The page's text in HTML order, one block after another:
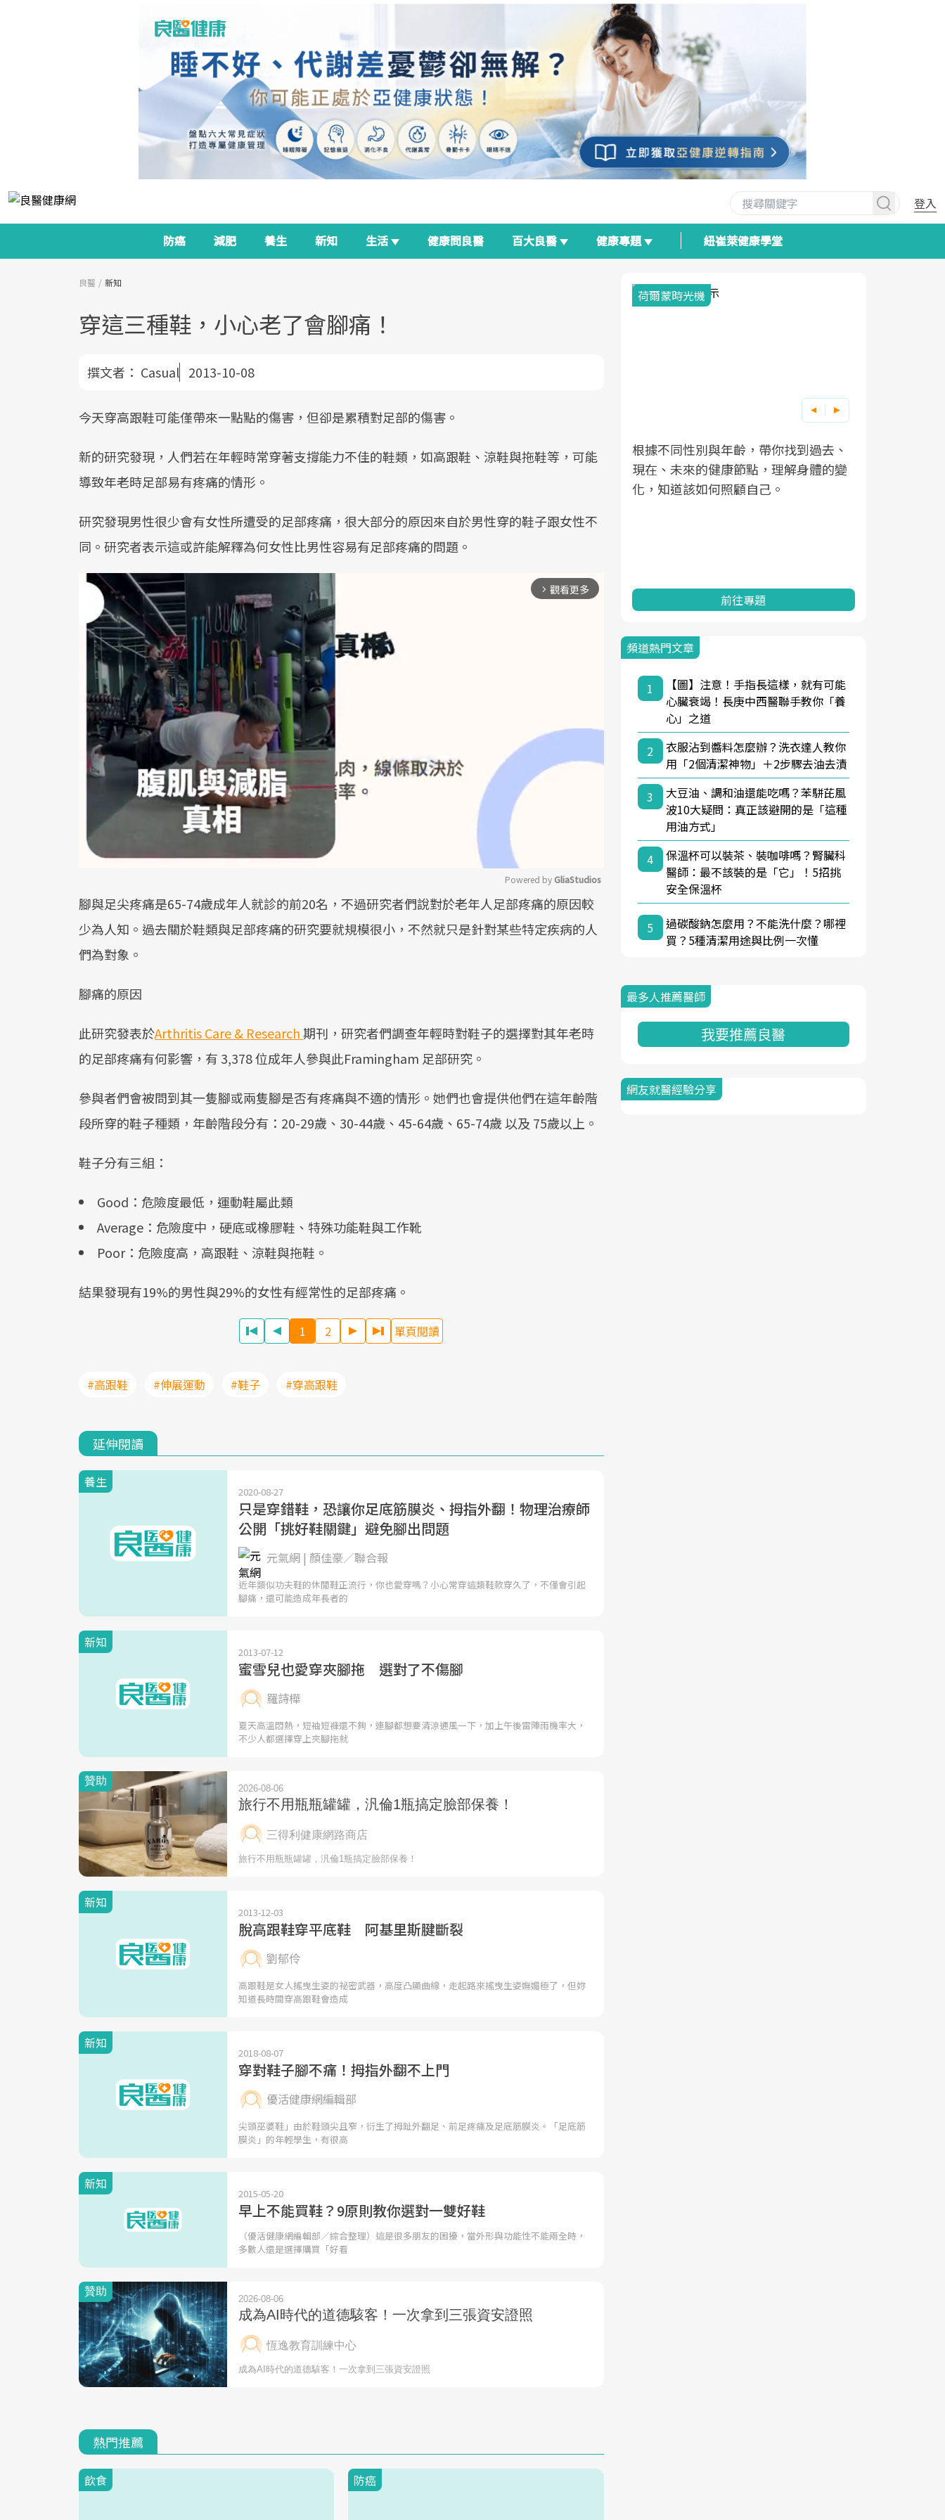
登入
防癌 減肥 養生 新知 生活 健康問良醫 百大良醫 健康專題 紐崔萊健康學堂
良醫 新知
穿這三種鞋，小心老了會腳痛！
撰文者： Casual 2013-10-08
今天穿高跟鞋可能僅帶來一點點的傷害，但卻是累積對足部的傷害。
新的研究發現，人們若在年輕時常穿著支撐能力不佳的鞋類，如高跟鞋、涼鞋與拖鞋等，可能
導致年老時足部易有疼痛的情形。
研究發現男性很少會有女性所遭受的足部疼痛，很大部分的原因來自於男性穿的鞋子跟女性不
同。研究者表示這或許能解釋為何女性比男性容易有足部疼痛的問題。
arrow_forward_ios 觀看更多
Mute
Powered by GliaStudios
腳與足尖疼痛是65-74歲成年人就診的前20名，不過研究者們說對於老年人足部疼痛的原因較
少為人知。過去關於鞋類與足部疼痛的研究要就規模很小，不然就只是針對某些特定疾病的人
們為對象。
腳痛的原因
此研究發表於Arthritis Care & Research期刊，研究者們調查年輕時對鞋子的選擇對其年老時
的足部疼痛有何影響，有 3,378 位成年人參與此Framingham 足部研究。
參與者們會被問到其一隻腳或兩隻腳是否有疼痛與不適的情形。她們也會提供他們在這年齡階
段所穿的鞋子種類，年齡階段分有：20-29歲、30-44歲、45-64歲、65-74歲 以及 75歲以上。
鞋子分有三組：
Good：危險度最低，運動鞋屬此類
Average：危險度中，硬底或橡膠鞋、特殊功能鞋與工作靴
Poor：危險度高，高跟鞋、涼鞋與拖鞋。
結果發現有19%的男性與29%的女性有經常性的足部疼痛。
1 2 單頁閱讀
#高跟鞋 #伸展運動 #鞋子 #穿高跟鞋
延伸閱讀
養生
2020-08-27
只是穿錯鞋，恐讓你足底筋膜炎、拇指外翻！物理治療師
公開「挑好鞋關鍵」避免腳出問題
元氣網 | 顏佳豪／聯合報
近年類似功夫鞋的休閒鞋正流行，你也愛穿嗎？小心常穿這類鞋款穿久了，不僅會引起
腳痛，還可能造成年長者的
新知
2013-07-12
蜜雪兒也愛穿夾腳拖 選對了不傷腳
羅詩樺
夏天高溫悶熱，短袖短褲還不夠，連腳都想要清涼通風一下，加上午後雷陣雨機率大，
不少人都選擇穿上夾腳拖就
新知
2013-12-03
脫高跟鞋穿平底鞋 阿基里斯腱斷裂
劉郁伶
高跟鞋是女人搖曳生姿的祕密武器，高度凸顯曲線，走起路來搖曳生姿嫵媚極了，但妳
知道長時間穿高跟鞋會造成
新知
2018-08-07
穿對鞋子腳不痛！拇指外翻不上門
優活健康網編輯部
尖頭巫婆鞋」由於鞋頭尖且窄，衍生了拇趾外翻足、前足疼痛及足底筋膜炎。「足底筋
膜炎」的年輕學生，有很高
新知
2015-05-20
早上不能買鞋？9原則教你選對一雙好鞋
（優活健康網編輯部／綜合整理）這是很多朋友的困擾，當外形與功能性不能兩全時，
多數人還是選擇購買「好看
熱門推薦
飲食 防癌
面對超高齡社會的浪潮，台灣正在快速
邁向「健康照護」的新時代。隨著國家
關注的核心議題。然而，健檢不只是醫
療院所的服務，更是民眾了解自身健康
2025年，就到良醫生活祭體驗「一站式
健康新生活」，從講座、體驗到運動，
良醫健康網從「換季的身體變化」出
發，透過醫學觀點與日常感受的對話，
荷爾蒙時光機
根據不同性別與年齡，帶你找到過去、
現在、未來的健康節點，理解身體的變
化，知道該如何照顧自己。
前往專題
頻道熱門文章
1
【圖】注意！手指長這樣，就有可能
心臟衰竭！長庚中西醫聯手教你「養
心」之道
2
衣服沾到醬料怎麼辦？洗衣達人教你
用「2個清潔神物」＋2步驟去油去漬
3
大豆油、調和油還能吃嗎？苯駢芘風
波10大疑問：真正該避開的是「這種
用油方式」
4
保溫杯可以裝茶、裝咖啡嗎？腎臟科
醫師：最不該裝的是「它」！5招挑
安全保溫杯
5
過碳酸鈉怎麼用？不能洗什麼？哪裡
買？5種清潔用途與比例一次懂
最多人推薦醫師
我要推薦良醫
網友就醫經驗分享